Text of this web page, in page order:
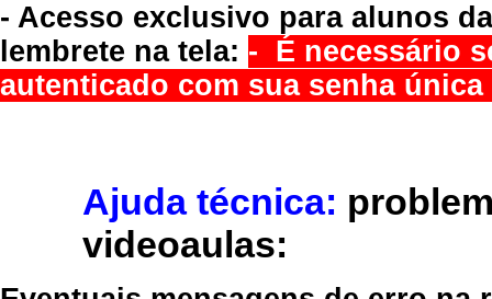
- Acesso exclusivo para alunos
lembrete na tela: - É necessário
autenticado com sua senha
Ajuda técnica:
videoaulas: